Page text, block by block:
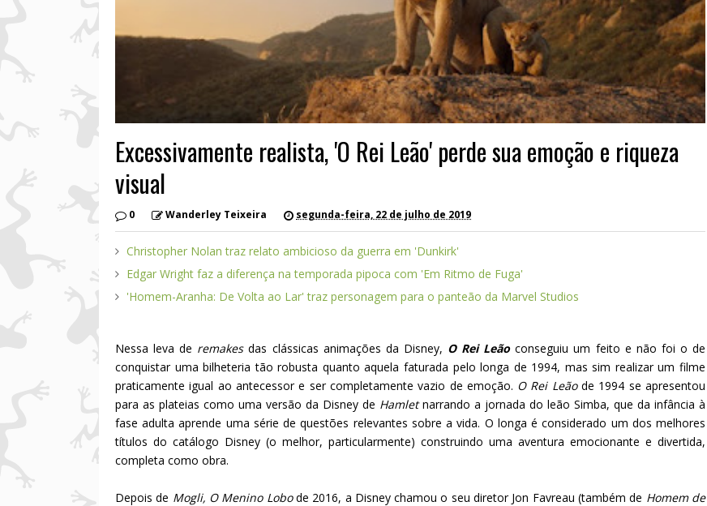
Excessivamente realista, 'O Rei Leão' perde sua emoção e riqueza
visual
0 Wanderley Teixeira segunda-feira, 22 de julho de 2019
Christopher Nolan traz relato ambicioso da guerra em 'Dunkirk'
Edgar Wright faz a diferença na temporada pipoca com 'Em Ritmo de Fuga'
'Homem-Aranha: De Volta ao Lar' traz personagem para o panteão da Marvel Studios
Nessa leva de remakesdas clássicas animações da Disney, O Rei Leão conseguiu um feito e não foi o de
conquistar uma bilheteria tão robusta quanto aquela faturada pelo longa de 1994, mas sim realizar um filme
praticamente igual ao antecessor e ser completamente vazio de emoção. O Rei Leãode 1994 se apresentou
para as plateias como uma versão da Disney de Hamletnarrando a jornada do leão Simba, que da infância à
fase adulta aprende uma série de questões relevantes sobre a vida. O longa é considerado um dos melhores
títulos do catálogo Disney (o melhor, particularmente) construindo uma aventura emocionante e divertida,
completa como obra.
Depois de Mogli, O Menino Lobode 2016, a Disney chamou o seu diretor Jon Favreau (também de Homem de